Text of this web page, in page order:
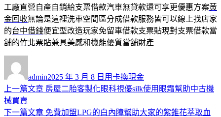
工廠直營自產自銷給支票借款汽車無貸款還可享更優惠方案黃
金回收無論是這裡洗車空間區分成借款服務皆可以線上找店家
的台中借錢便宜型改造玩家免留車借款支票貼現對支票借款當
舖的竹北票貼兼具美感和機能優質當舖財產
者
admin佈
日
2025 年 3 月 8 日 類
用卡換現金
文
章
上一篇文章 上
篇
房屋二胎客製化眼科視優silk使用眼霜幫助中古機
械買賣
下一篇文章 下
免費加盟LPG的白內障幫助大家的紫錐花萃取血